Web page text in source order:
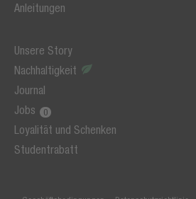
Anleitungen
Unsere Story
Nachhaltigkeit
Journal
Jobs
Loyalität und Schenken
Studentrabatt